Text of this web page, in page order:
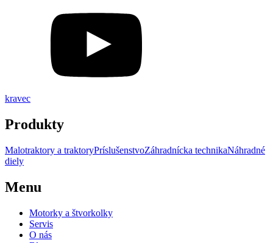
kravec
Produkty
Malotraktory a traktoryPríslušenstvoZáhradnícka technikaNáhradné
diely
Menu
Motorky a štvorkolky
Servis
O nás